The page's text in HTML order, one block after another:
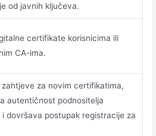
od javnih ključeva.
certifikate korisnicima ili
CA-ima.
zahtjeve za novim certifikatima,
autentičnost podnositelja
i dovršava postupak registracije za